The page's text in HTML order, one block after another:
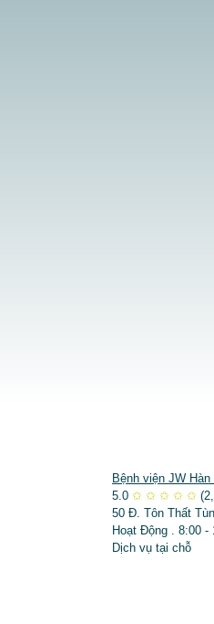
Bệnh viện JW Hàn
5.0 ✩ ✩ ✩ ✩ ✩
50 Đ. Tôn Thất
Hoạt Động . 8:00 -
Dịch vụ tại chỗ